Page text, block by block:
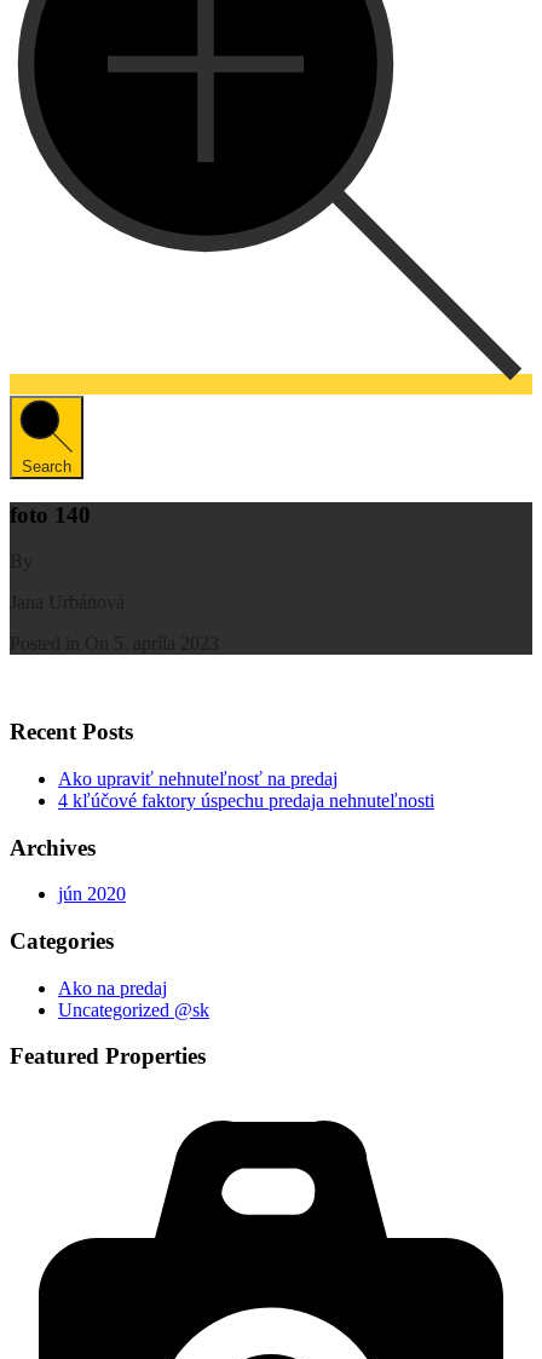
Search
foto 140
Recent Posts
Ako upraviť nehnuteľnosť na predaj
4 kľúčové faktory úspechu predaja nehnuteľnosti
Archives
jún 2020
Categories
Ako na predaj
Uncategorized @sk
Featured Properties